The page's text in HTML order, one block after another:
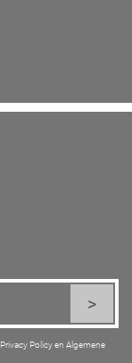
Privacy Policyen Algemene